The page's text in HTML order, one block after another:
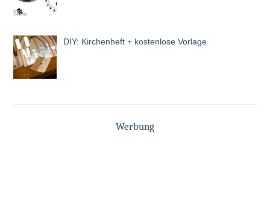
DIY: Kirchenheft + kostenlose Vorlage
Werbung